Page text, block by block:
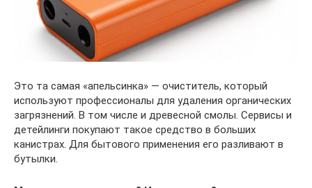
Это та самая «апельсинка» — очиститель, который
используют профессионалы для удаления органических
загрязнений. В том числе и древесной смолы. Сервисы и
детейлинги покупают такое средство в больших
канистрах. Для бытового применения его разливают в
бутылки.